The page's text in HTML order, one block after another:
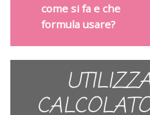
come si fa e che
formula usare?